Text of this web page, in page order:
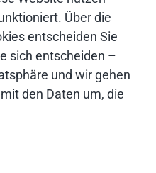
Über die
entscheiden Sie
sich entscheiden –
und wir gehen
den Daten um, die
Bildnachweise